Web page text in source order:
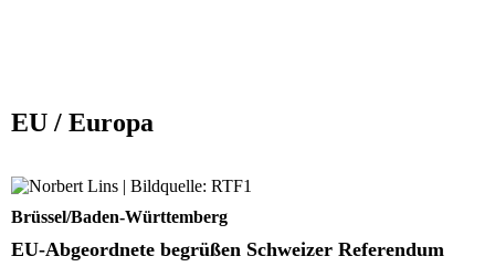
EU / Europa
EU-Abgeordnete begrüßen Schweizer Referendum
Brüssel/Baden-Württemberg
EU-Abgeordnete begrüßen Schweizer Referendum